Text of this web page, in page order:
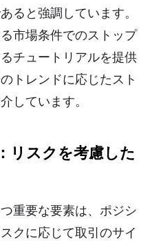
ると強調しています。
市場条件でのストップ
チュートリアルを提供
トレンドに応じたスト
しています。
リスクを考慮した
重要な要素は、ポジシ
クに応じて取引のサイ